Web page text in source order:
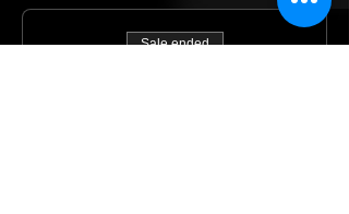
Sale ended